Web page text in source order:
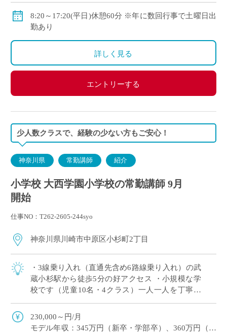
交通費別途支給
8:20～17:20(平日)休憩60分 ※年に数回行事で土曜日出
勤あり
詳しく見る
エントリーする
少人数クラスで、経験の少ない方もご安心！
神奈川県 常勤講師 紹介
小学校 大西学園小学校の常勤講師 9月
開始
仕事NO：T262-2605-244syo
神奈川県川崎市中原区小杉町2丁目
・3線乗り入れ（直通先含め6路線乗り入れ）の武
蔵小杉駅から徒歩5分の好アクセス ・小規模な学
校です（児童10名・4クラス）一人一人を丁寧に
校も持つ一貫校です。
230,000～円/月
モデル年収：345万円（新卒・学部卒）、360万円（新